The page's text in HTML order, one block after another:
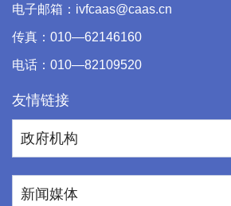
电子邮箱：ivfcaas@caas.cn
传真：010—62146160
电话：010—82109520
友情链接
政府机构
新闻媒体